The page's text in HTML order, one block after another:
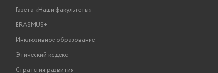
Газета «Наши факультеты»
ERASMUS+
Инклюзивное образование
Этический кодекс
Стратегия развития